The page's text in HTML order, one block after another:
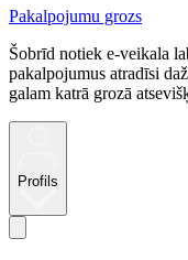
Pakalpojumu grozs
Šobrīd notiek e-veikala
pakalpojumus atradīsi
galam katrā grozā
Profils